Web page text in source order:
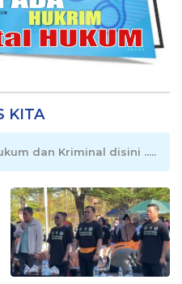
KITA
dan Kriminal disini .....